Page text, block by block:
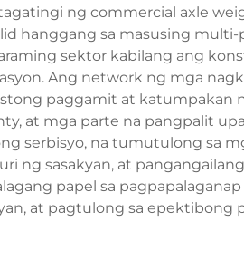
ng commercial axle
hanggang sa masusing
sektor kabilang ang
Ang network ng mga
paggamit at katumpakan
at mga parte na pangpalit
serbisyo, na tumutulong sa
ng sasakyan, at
papel sa
at pagtulong sa epektibong